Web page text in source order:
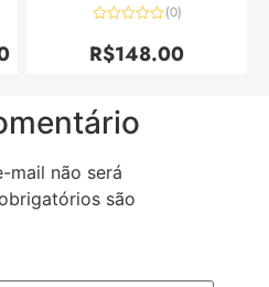
0
de
(0)
R$148.00
mail não será
são